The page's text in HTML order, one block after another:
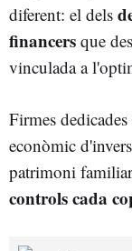
diferent: el dels
financers que
vinculada a
Firmes
econòmic
patrimoni
controls cada